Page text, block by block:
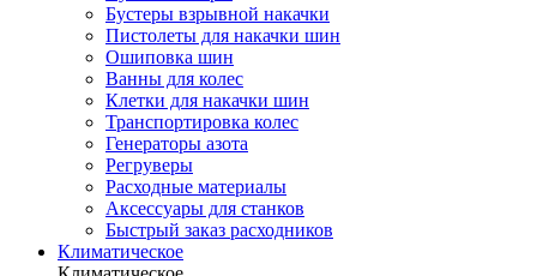
Бустеры взрывной накачки
Пистолеты для накачки шин
Ошиповка шин
Ванны для колес
Клетки для накачки шин
Транспортировка колес
Генераторы азота
Регруверы
Расходные материалы
Аксессуары для станков
Быстрый заказ расходников
Климатическое